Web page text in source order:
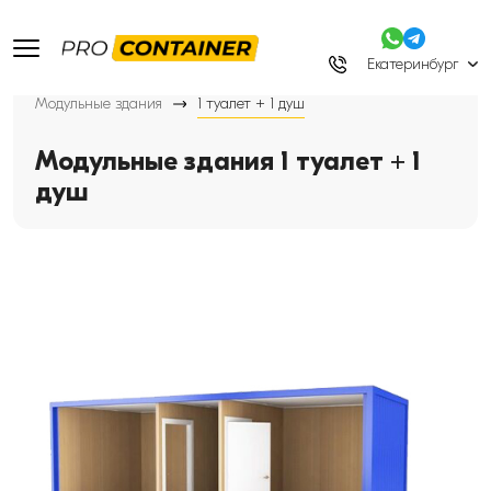
Екатеринбург
Модульные здания 1 туалет + 1 душ
Модульные здания 1 туалет + 1
душ